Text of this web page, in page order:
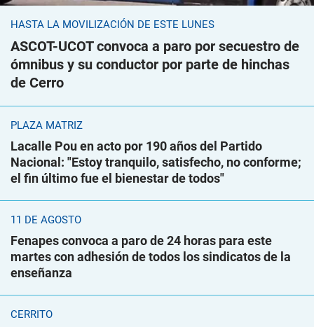
HASTA LA MOVILIZACIÓN DE ESTE LUNES
ASCOT-UCOT convoca a paro por secuestro de
ómnibus y su conductor por parte de hinchas
de Cerro
PLAZA MATRIZ
Lacalle Pou en acto por 190 años del Partido
Nacional: "Estoy tranquilo, satisfecho, no conforme;
el fin último fue el bienestar de todos"
11 DE AGOSTO
Fenapes convoca a paro de 24 horas para este
martes con adhesión de todos los sindicatos de la
enseñanza
CERRITO